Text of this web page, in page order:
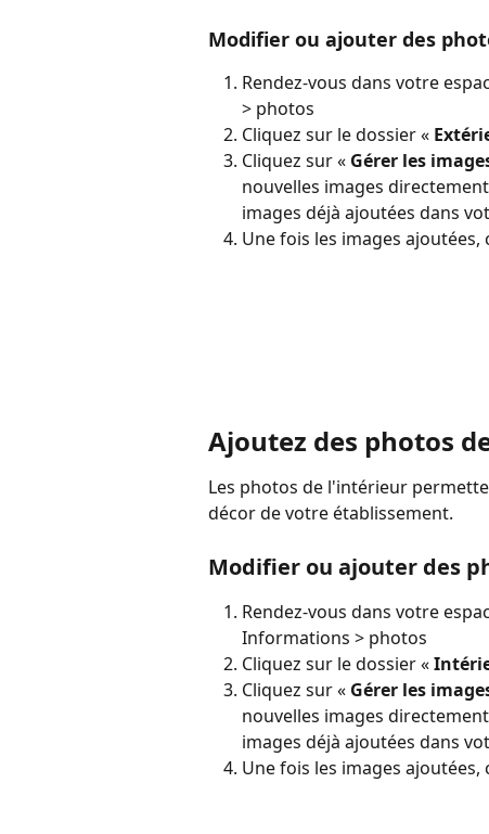
Modifier ou ajouter des
Rendez-vous dans votre
> photos
Cliquez sur le dossier «
Cliquez sur « Gérer les
nouvelles images
images déjà ajoutées dans
Une fois les images ajoutées,
Ajoutez des photos
Les photos de l'intérieur
décor de votre établissement.
Modifier ou ajouter des
Rendez-vous dans votre
Informations > photos
Cliquez sur le dossier «
Cliquez sur « Gérer les
nouvelles images
images déjà ajoutées dans
Une fois les images ajoutées,